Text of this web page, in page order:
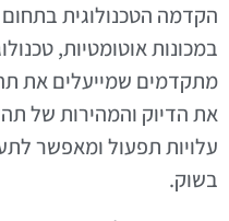
הקדמה הטכנולוגית
במכונות אוטומטיות,
מתקדמים שמייעלים את
את הדיוק והמהירות של
עלויות תפעול ומאפשר
בשוק.